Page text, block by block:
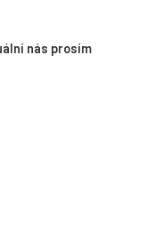
nás prosím